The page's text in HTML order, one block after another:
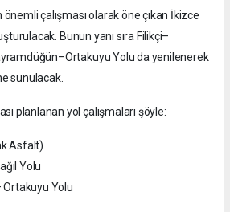
önemli çalışması olarak öne çıkan İkizce
Bunun yanı sıra Filikçi–
Yolu da yenilenerek
sunulacak.
planlanan yol çalışmaları şöyle:
Asfalt)
Yolu
Yolu